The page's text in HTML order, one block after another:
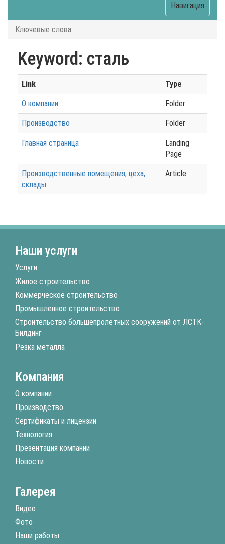
Навигация
Ключевые слова
Keyword: сталь
Link Type
О компании Folder
Производство Folder
Главная страница
Landing
Page
Производственные помещения, цеха,
склады
Article
Наши услуги
Услуги
Жилое строительство
Коммерческое строительство
Промышленное строительство
Строительство большепролетных сооружений от ЛСТК-
Билдинг
Резка металла
Компания
О компании
Производство
Сертификаты и лицензии
Технология
Презентация компании
Новости
Галерея
Видео
Фото
Наши работы